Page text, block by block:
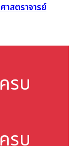
าสตราจารย์
รบ
รบ